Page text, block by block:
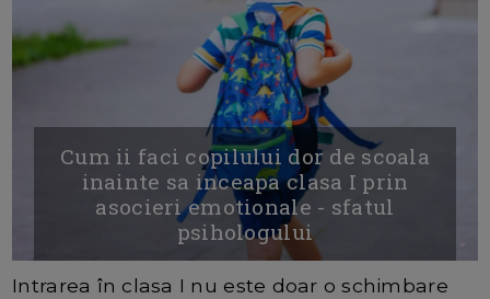
Cum ii faci copilului dor de scoala
inainte sa inceapa clasa I prin
asocieri emotionale - sfatul
psihologului
Intrarea în clasa I nu este doar o schimbare